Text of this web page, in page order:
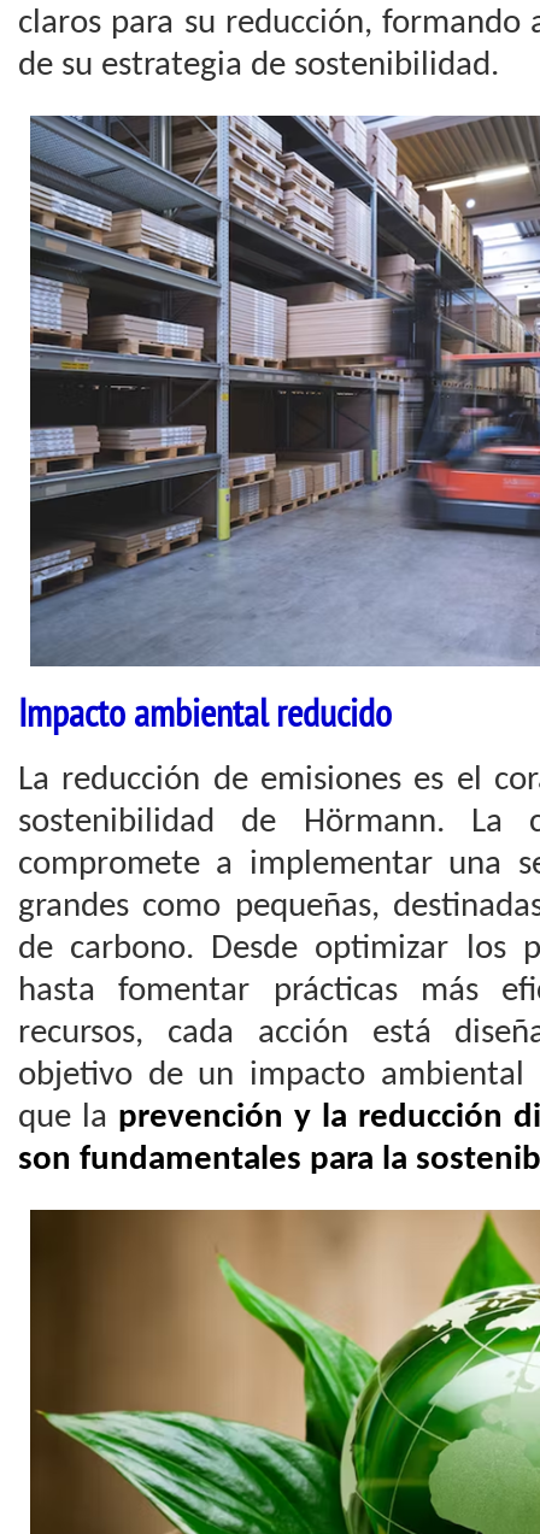
claros para su reducción, formando
de su estrategia de sostenibilidad.
Impacto ambiental reducido
La reducción de emisiones es el
sostenibilidad de Hörmann. La
compromete a implementar una
grandes como pequeñas,
de carbono. Desde optimizar los
hasta fomentar prácticas más
recursos, cada acción está
objetivo de un impacto ambiental
que la prevención y la reducción
son fundamentales para la